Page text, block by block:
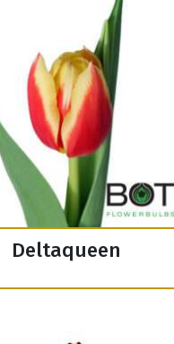
Deltaqueen